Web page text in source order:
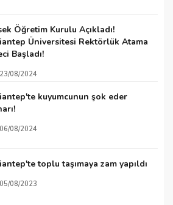
Öğretim Kurulu Açıkladı!
Üniversitesi Rektörlük Atama
Başladı!
23/08/2024
kuyumcunun şok eder
06/08/2024
toplu taşımaya zam yapıldı
05/08/2023